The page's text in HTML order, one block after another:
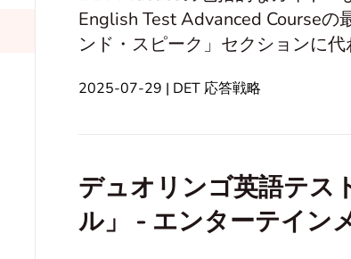
English Test Advanced Course
ンド・スピーク」セクションに
ラクティブスピーキングの質問
2025-07-29 | DET 応答戦略
デュオリンゴ英語テス
ル」 - エンターテイン